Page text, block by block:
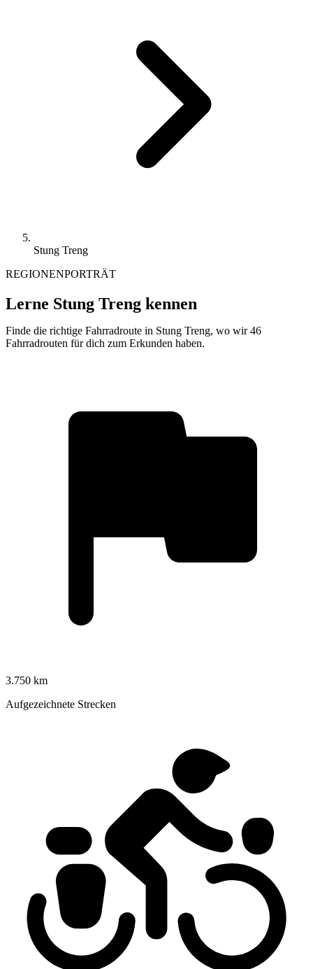
Stung Treng
REGIONENPORTRÄT
Lerne Stung Treng kennen
Finde die richtige Fahrradroute in Stung Treng, wo wir 46
Fahrradrouten für dich zum Erkunden haben.
3.750 km
Aufgezeichnete Strecken